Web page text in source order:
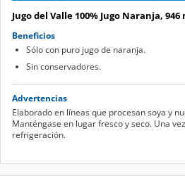
Jugo del Valle 100% Jugo Naranja, 946
Beneficios
Sólo con puro jugo de naranja.
Sin conservadores.
Advertencias
Elaborado en líneas que procesan soya y
Manténgase en lugar fresco y seco. Una
refrigeración.